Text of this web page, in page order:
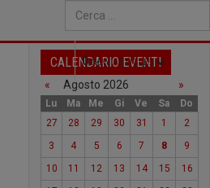
Type 2 or more characters
0 NEW ARTICLES
CALENDARIO EVENTI
« Agosto 2026 »
Lu Ma Me Gi Ve Sa
Do
27
28 29 30 31 1
2
3
4 5 6 7 8
9
10
11 12 13 14 15
16